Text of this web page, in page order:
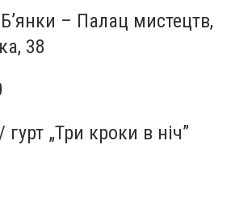
– Палац мистецтв,
38
/ гурт „Три кроки в ніч”